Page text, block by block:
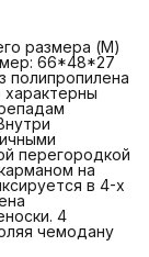
размера (M)
66*48*27
полипропилена
характерны
перегородкой
на
в 4-х
4
чемодану